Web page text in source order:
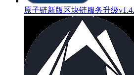
原子链新版区块链服务升级